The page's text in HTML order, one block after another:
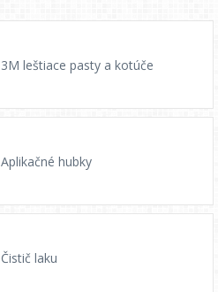
3M leštiace pasty a kotúče
Aplikačné hubky
Čistič laku